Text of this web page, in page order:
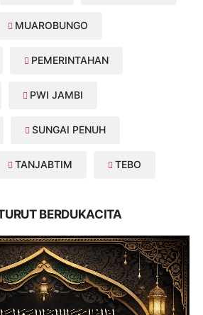
MUAROBUNGO
PEMERINTAHAN
PWI JAMBI
SUNGAI PENUH
TANJABTIM TEBO
BERDUKACITA